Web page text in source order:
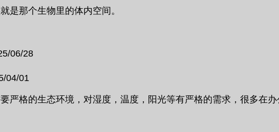
是那个生物里的体内空间。
06/28
04/01
严格的生态环境，对湿度，温度，阳光等有严格的需求，很多在